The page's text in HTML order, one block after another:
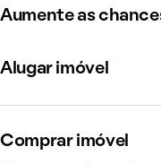
Aumente as
Alugar imóvel
Comprar imóvel